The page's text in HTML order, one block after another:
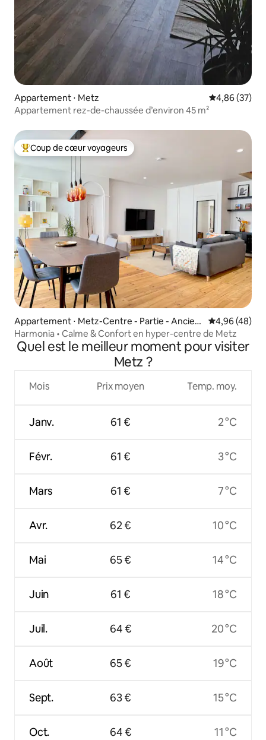
Appartement ⋅ Metz Évaluation
4,86 (37)
Appartement rez-de-chaussée d’environ 45 m²
Coups de cœur voyageurs les plus appréciés
Coup de cœur voyageurs
Appartement ⋅ Metz-Centre - Partie - Ancien
ne Ville
Évaluation
4,96 (48)
Harmonia • Calme & Confort en hyper-centre de Metz
Quel est le meilleur moment pour visiter
Metz ?
Mois
Janv.
Févr.
Mars
Avr.
Mai
Juin
Juil.
Août
Sept.
Oct.
Prix moyen
61 €
61 €
61 €
62 €
65 €
61 €
64 €
65 €
63 €
64 €
Temp. moy.
2 °C
3 °C
7 °C
10 °C
14 °C
18 °C
20 °C
19 °C
15 °C
11 °C